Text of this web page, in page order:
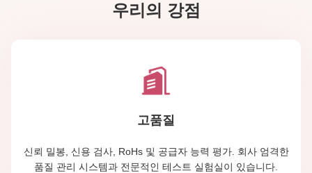
우리의 강점
고품질
신뢰 밀봉, 신용 검사, RoHs 및 공급자 능력 평가. 회사 엄격한
품질 관리 시스템과 전문적인 테스트 실험실이 있습니다.